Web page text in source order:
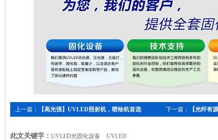
下一篇： 【光纤有
上一篇： 【高光强】UVLED照射机，喷绘机首选
此文关键字： UVLED光固化设备 UVLED